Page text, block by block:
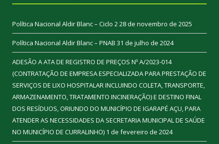
Política Nacional Aldir Blanc – Ciclo 228 de novembro de 2025
Política Nacional Aldir Blanc – PNAB 31 de julho de 2024
ADESÃO A ATA DE REGISTRO DE PREÇOS Nº A/2023-014
(CONTRATAÇÃO DE EMPRESA ESPECIALIZADA PARA PRESTAÇÃO DE
SERVIÇOS DE LIXO HOSPITALAR INCLUINDO COLETA, TRANSPORTE,
ARMAZENAMENTO, TRATAMENTO INCINERAÇÃO) E DESTINO FINAL
DOS RESÍDUOS, ORIUNDO DO MUNICÍPIO DE IGARAPÉ AÇU, PARA
ATENDER AS NECESSIDADES DA SECRETARIA MUNICIPAL DE SAÚDE
NO MUNICÍPIO DE CURRALINHO) 1 de fevereiro de 2024